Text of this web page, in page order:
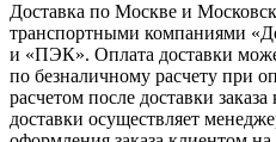
Доставка по Москве и
транспортными компаниями
и «ПЭК». Оплата доставки
по безналичному расчету при
расчетом после доставки
доставки осуществляет